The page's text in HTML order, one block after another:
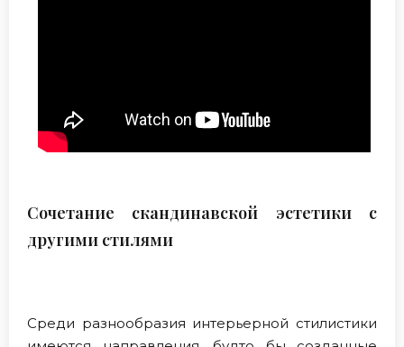
Сочетание скандинавской эстетики с
другими стилями
Среди разнообразия интерьерной стилистики